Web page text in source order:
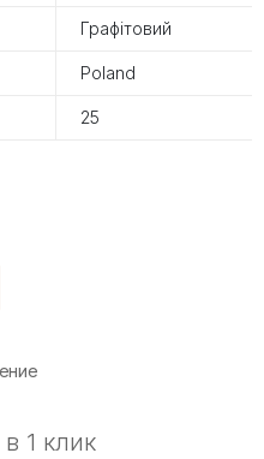
Графітовий
Poland
25
1 клик